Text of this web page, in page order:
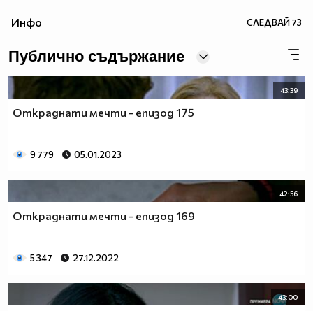
отглеждането на своя „малък брат“ Йомер. Тя е решена
им пастрок Дурмуш и работи ден и нощ, за да го
постигне. Опитите им да създадат нов живот в
Истанбул поставя началото на верига от събития,
които довеждат до кражбата на ценна кутия за бижута,
собственост на влиятелния бизнесмен Левент…и
предполагал, че ще види някога отново сина си.
Инфо СЛЕДВАЙ73
Публично съдържание
43:39
Откраднати мечти - епизод 175
9 779 05.01.2023
42:56
Откраднати мечти - епизод 169
5 347 27.12.2022
43:00